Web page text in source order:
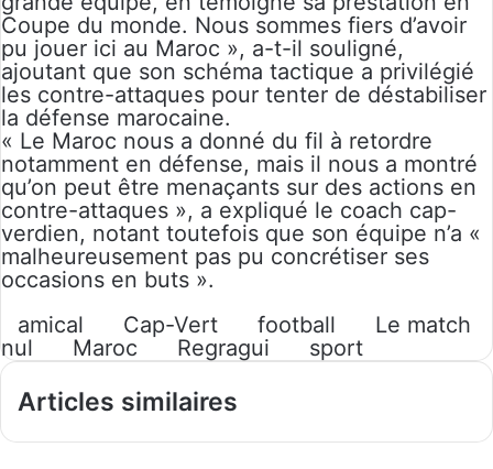
Coupe du monde. Nous sommes fiers d’avoir
pu jouer ici au Maroc », a-t-il souligné,
ajoutant que son schéma tactique a privilégié
les contre-attaques pour tenter de déstabiliser
la défense marocaine.
« Le Maroc nous a donné du fil à retordre
notamment en défense, mais il nous a montré
qu’on peut être menaçants sur des actions en
contre-attaques », a expliqué le coach cap-
verdien, notant toutefois que son équipe n’a «
malheureusement pas pu concrétiser ses
occasions en buts ».
amical
Cap-Vert football
Le match
nul
Maroc Regragui sport
Articles similaires